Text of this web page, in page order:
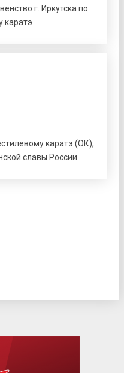
г. Иркутска по
каратэ
каратэ (ОК),
славы России